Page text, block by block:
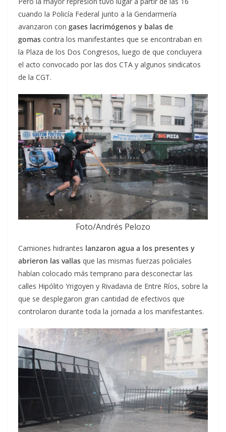
cuando la Policía Federal junto a la Gendarmería
avanzaron con gases lacrimógenos y balas de
gomas contra los manifestantes que se encontraban en
la Plaza de los Dos Congresos, luego de que concluyera
el acto convocado por las dos CTA y algunos sindicatos
de la CGT.
Foto/Andrés Pelozo
Camiones hidrantes lanzaron agua a los presentes y
abrieron las vallas que las mismas fuerzas policiales
habían colocado más temprano para desconectar las
calles Hipólito Yrigoyen y Rivadavia de Entre Ríos, sobre la
que se desplegaron gran cantidad de efectivos que
controlaron durante toda la jornada a los manifestantes.